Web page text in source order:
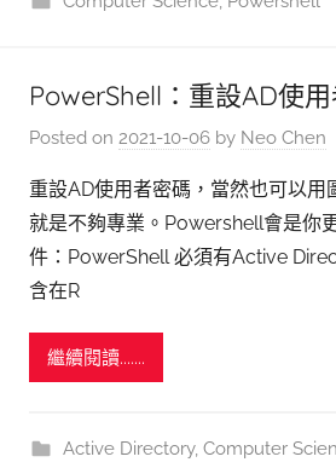
PowerShell：重設AD使
Posted on 2021-10-06 by Neo Chen
重設AD使用者密碼，當然也可以用
就是不夠專業。Powershell會是你
件：PowerShell 必須有Active
含在R
繼續閱讀.......
Active Directory, Computer